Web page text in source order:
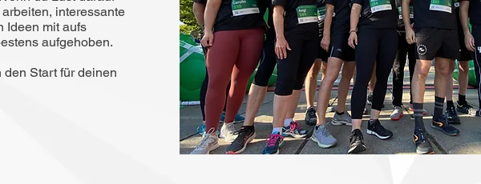
interessante
Ideen mit aufs
aufgehoben.
Start für deinen